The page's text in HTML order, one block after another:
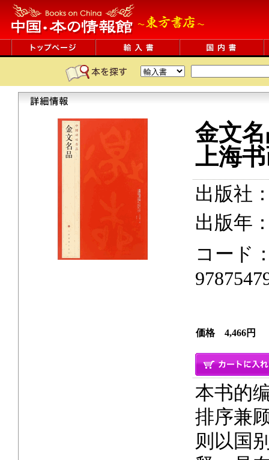
金文
上海
出版社
出版年
コー
価格 4,466円
本书的
排序兼
则以国